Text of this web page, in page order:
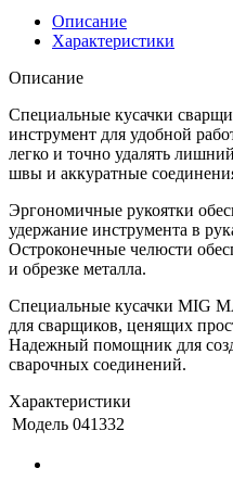
Описание
Характеристики
Описание
Специальные кусачки
инструмент для удобной
легко и точно удалять
швы и аккуратные
Эргономичные рукоятки
удержание инструмента в
Остроконечные челюсти
и обрезке металла.
Специальные кусачки MIG
для сварщиков, ценящих
Надежный помощник для
сварочных соединений.
Характеристики
Модель 041332